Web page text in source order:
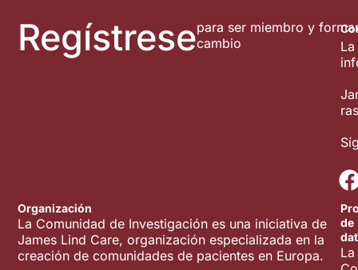
Regístresepara ser miembro y
cambio
Organización
La Comunidad de Investigación es una iniciativa de
James Lind Care, organización especializada en la
creación de comunidades de pacientes en Europa.
de
La